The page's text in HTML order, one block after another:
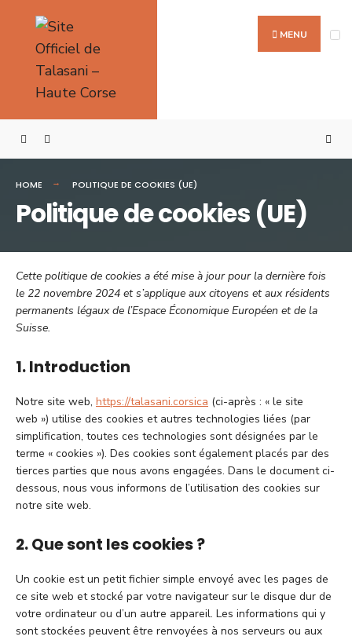
content
MENU
HOME POLITIQUE DE COOKIES (UE)
Politique de cookies (UE)
Cette politique de cookies a été mise à jour pour la dernière fois
le 22 novembre 2024 et s’applique aux citoyens et aux résidents
permanents légaux de l’Espace Économique Européen et de la
Suisse.
1. Introduction
Notre site web, https://talasani.corsica (ci-après : « le site
web ») utilise des cookies et autres technologies liées (par
simplification, toutes ces technologies sont désignées par le
terme « cookies »). Des cookies sont également placés par des
tierces parties que nous avons engagées. Dans le document ci-
dessous, nous vous informons de l’utilisation des cookies sur
notre site web.
2. Que sont les cookies ?
Un cookie est un petit fichier simple envoyé avec les pages de
ce site web et stocké par votre navigateur sur le disque dur de
votre ordinateur ou d’un autre appareil. Les informations qui y
sont stockées peuvent être renvoyées à nos serveurs ou aux
for: